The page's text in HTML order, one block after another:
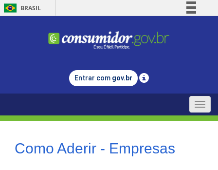
BRASIL
Comunica BR
Legislação
Entrar com gov.br
Toggle
Como Aderir - Empresas